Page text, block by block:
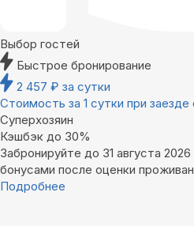
Выбор гостей
Быстрое бронирование
2 457 ₽ за сутки
Стоимость за 1 сутки при заезде
Суперхозяин
Кэшбэк до 30%
Забронируйте до 31 августа
бонусами после оценки
Подробнее